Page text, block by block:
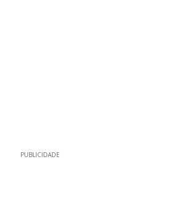
PUBLICIDADE